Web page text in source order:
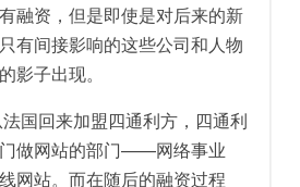
资，但是即使是对后来的新
有间接影响的这些公司和人物
影子出现。
回来加盟四通利方，四通利
做网站的部门——网络事业
网站。而在随后的融资过程